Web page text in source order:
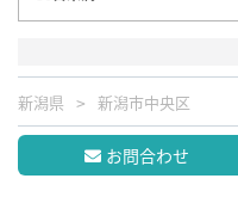
新潟県 新潟市中央区
お問合わせ